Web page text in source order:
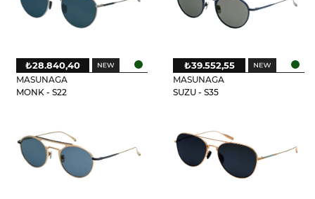
MASUNAGA
MONK - S22
₺28.840,40
MASUNAGA
SUZU - S35
₺39.552,55